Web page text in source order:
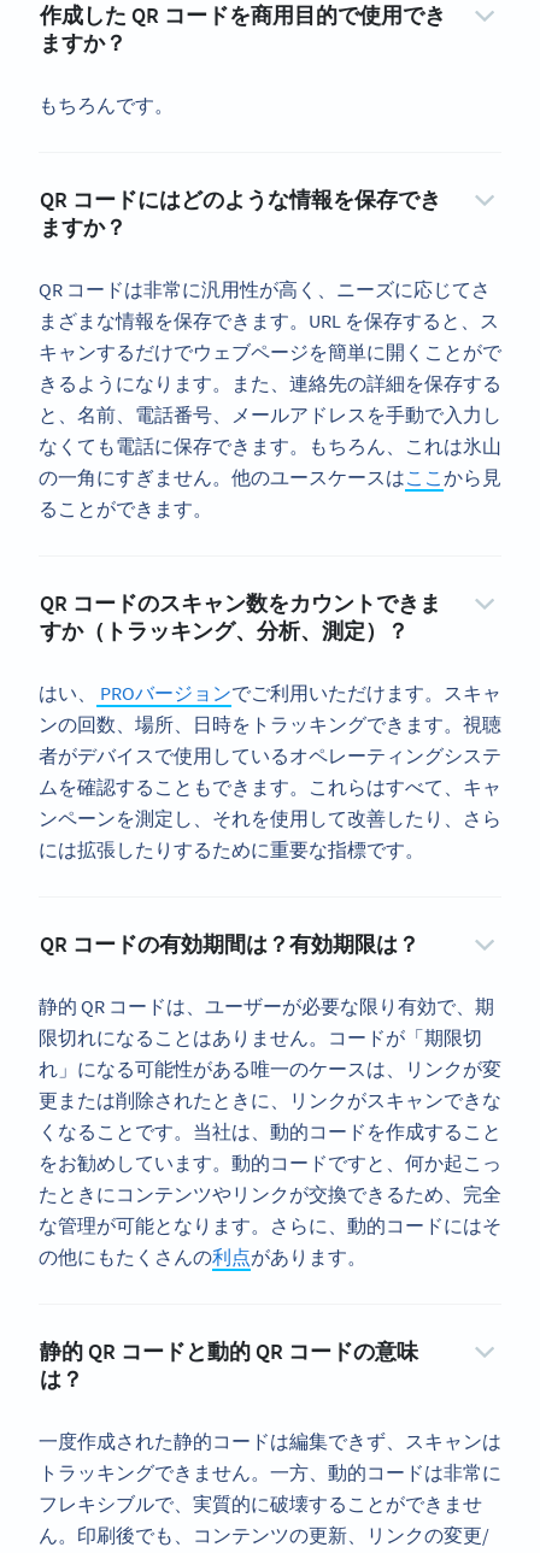
作成した QR コードを商用目的で使用でき
ますか？
もちろんです。
QR コードにはどのような情報を保存でき
ますか？
QR コードは非常に汎用性が高く、ニーズに応じてさ
まざまな情報を保存できます。URL を保存すると、ス
キャンするだけでウェブページを簡単に開くことがで
きるようになります。また、連絡先の詳細を保存する
と、名前、電話番号、メールアドレスを手動で入力し
なくても電話に保存できます。もちろん、これは氷山
の一角にすぎません。他のユースケースはここから見
ることができます。
QR コードのスキャン数をカウントできま
すか（トラッキング、分析、測定）？
はい、 PROバージョンでご利用いただけます。スキャ
ンの回数、場所、日時をトラッキングできます。視聴
者がデバイスで使用しているオペレーティングシステ
ムを確認することもできます。これらはすべて、キャ
ンペーンを測定し、それを使用して改善したり、さら
には拡張したりするために重要な指標です。
QR コードの有効期間は？有効期限は？
静的 QR コードは、ユーザーが必要な限り有効で、期
限切れになることはありません。コードが「期限切
れ」になる可能性がある唯一のケースは、リンクが変
更または削除されたときに、リンクがスキャンできな
くなることです。当社は、動的コードを作成すること
をお勧めしています。動的コードですと、何か起こっ
たときにコンテンツやリンクが交換できるため、完全
な管理が可能となります。さらに、動的コードにはそ
の他にもたくさんの利点があります。
静的 QR コードと動的 QR コードの意味
は？
一度作成された静的コードは編集できず、スキャンは
トラッキングできません。一方、動的コードは非常に
フレキシブルで、実質的に破壊することができませ
ん。印刷後でも、コンテンツの更新、リンクの変更/